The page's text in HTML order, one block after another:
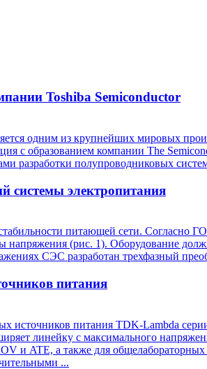
Toshiba Semiconductor
одним из крупнейших мировых
с образованием компании The
разработки полупроводниковых
системы электропитания
питающей сети. Согласно
(рис. 1). Оборудование
СЭС разработан трехфазный
питания
источников питания TDK-Lambda
линейку с максимального
и ATE, а также для
...